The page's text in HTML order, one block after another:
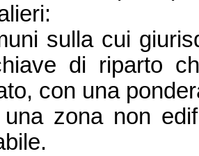
sulla cui
di riparto
con una
una zona non